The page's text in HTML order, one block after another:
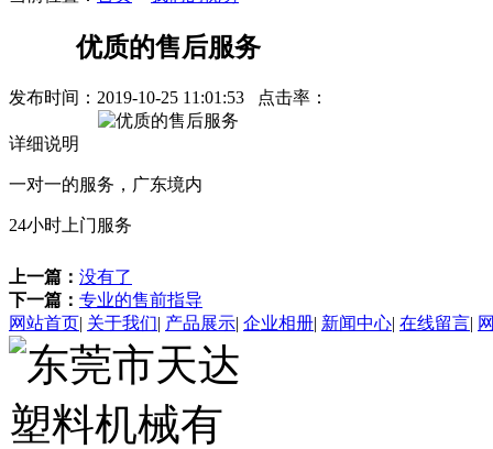
优质的售后服务
发布时间： 2019-10-25 11:01:53 点击率：
详细说明
一对一的服务，广东境内
24小时上门服务
上一篇： 没有了
下一篇： 专业的售前指导
网站首页| 关于我们| 产品展示| 企业相册| 新闻中心| 在线留言|